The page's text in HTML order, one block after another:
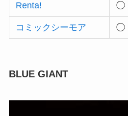
Renta! ◯
コミックシーモア ◯
BLUE GIANT